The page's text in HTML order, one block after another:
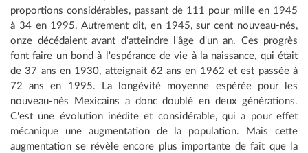
proportions considérables, passant de 111 pour mille en 1945
à 34 en 1995. Autrement dit, en 1945, sur cent nouveau-nés,
onze décédaient avant d'atteindre l'âge d'un an. Ces progrès
font faire un bond à l'espérance de vie à la naissance, qui était
de 37 ans en 1930, atteignait 62 ans en 1962 et est passée à
72 ans en 1995. La longévité moyenne espérée pour les
nouveau-nés Mexicains a donc doublé en deux générations.
C'est une évolution inédite et considérable, qui a pour effet
mécanique une augmentation de la population. Mais cette
augmentation se révèle encore plus importante de fait que la